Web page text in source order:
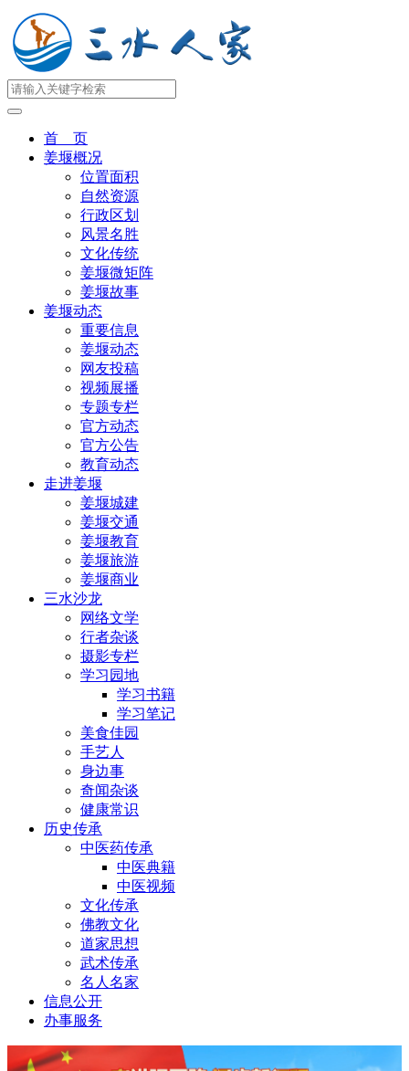
首 页
姜堰概况
位置面积
自然资源
行政区划
风景名胜
文化传统
姜堰微矩阵
姜堰故事
姜堰动态
重要信息
姜堰动态
网友投稿
视频展播
专题专栏
官方动态
官方公告
教育动态
走进姜堰
姜堰城建
姜堰交通
姜堰教育
姜堰旅游
姜堰商业
三水沙龙
网络文学
行者杂谈
摄影专栏
学习园地
学习书籍
学习笔记
美食佳园
手艺人
身边事
奇闻杂谈
健康常识
历史传承
中医药传承
中医典籍
中医视频
文化传承
佛教文化
道家思想
武术传承
名人名家
信息公开
办事服务